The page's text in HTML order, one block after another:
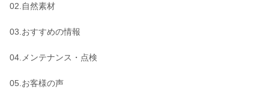
02.自然素材
03.おすすめの情報
04.メンテナンス・点検
05.お客様の声